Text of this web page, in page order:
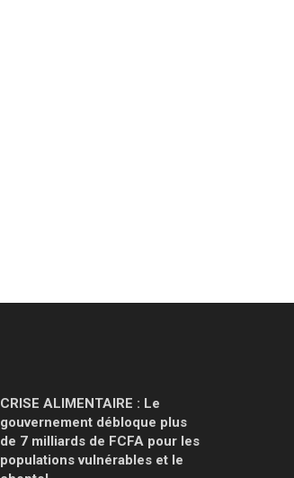
CRISE ALIMENTAIRE : Le
gouvernement débloque plus
de 7 milliards de FCFA pour les
populations vulnérables et le